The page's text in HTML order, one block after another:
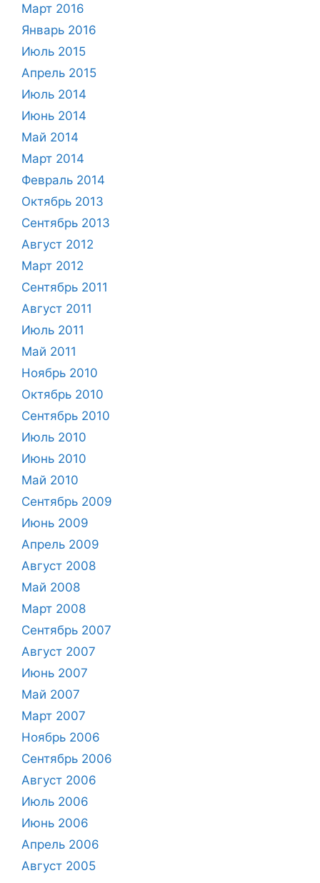
Март 2016
Январь 2016
Июль 2015
Апрель 2015
Июль 2014
Июнь 2014
Май 2014
Март 2014
Февраль 2014
Октябрь 2013
Сентябрь 2013
Август 2012
Март 2012
Сентябрь 2011
Август 2011
Июль 2011
Май 2011
Ноябрь 2010
Октябрь 2010
Сентябрь 2010
Июль 2010
Июнь 2010
Май 2010
Сентябрь 2009
Июнь 2009
Апрель 2009
Август 2008
Май 2008
Март 2008
Сентябрь 2007
Август 2007
Июнь 2007
Май 2007
Март 2007
Ноябрь 2006
Сентябрь 2006
Август 2006
Июль 2006
Июнь 2006
Апрель 2006
Август 2005